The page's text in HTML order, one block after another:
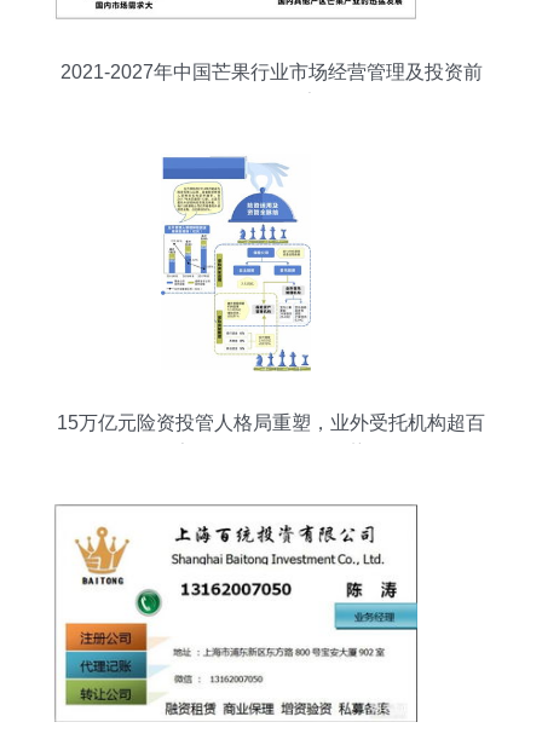
2021-2027年中国芒果行业市场经营管理及投资前
15万亿元险资投管人格局重塑，业外受托机构超百